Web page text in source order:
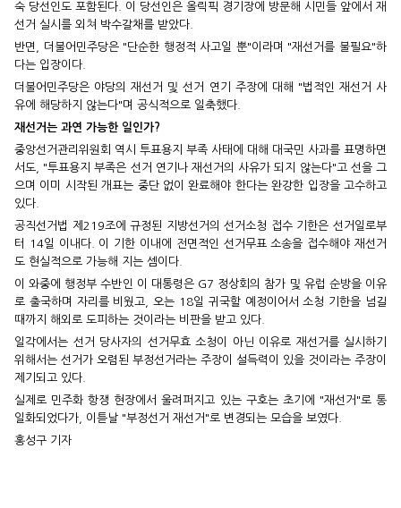
숙 당선인도 포함된다. 이 당선인은 올릭픽 경기장에 방문해 시민들 앞에서 재
선거 실시를 외쳐 박수갈채를 받았다.
반면, 더불어민주당은 "단순한 행정적 사고일 뿐"이라며 "재선거를 불필요"하
다는 입장이다.
더불어민주당은 야당의 재선거 및 선거 연기 주장에 대해 "법적인 재선거 사
유에 해당하지 않는다"며 공식적으로 일축했다.
재선거는 과연 가능한 일인가?
중앙선거관리위원회 역시 투표용지 부족 사태에 대해 대국민 사과를 표명하면
서도, "투표용지 부족은 선거 연기나 재선거의 사유가 되지 않는다"고 선을 그
으며 이미 시작된 개표는 중단 없이 완료해야 한다는 완강한 입장을 고수하고
있다.
공직선거법 제219조에 규정된 지방선거의 선거소청 접수 기한은 선거일로부
터 14일 이내다. 이 기한 이내에 전면적인 선거무표 소송을 접수해야 재선거
도 현실적으로 가능해 지는 셈이다.
이 와중에 행정부 수반인 이 대통령은 G7 정상회의 참가 및 유럽 순방을 이유
로 출국하며 자리를 비웠고, 오는 18일 귀국할 예정이어서 소청 기한을 넘길
때까지 해외로 도피하는 것이라는 비판을 받고 있다.
일각에서는 선거 당사자의 선거무효 소청이 아닌 이유로 재선거를 실시하기
위해서는 선거가 오렴된 부정선거라는 주장이 설득력이 있을 것이라는 주장이
제기되고 있다.
실제로 민주화 항쟁 현장에서 울려퍼지고 있는 구호는 초기에 "재선거"로 통
일화되었다가, 이튿날 "부정선거 재선거"로 변경되는 모습을 보였다.
홍성구 기자